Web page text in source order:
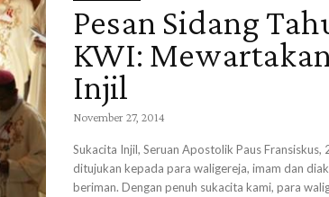
Pesan Sidang
KWI:
Injil
November 27, 2014
Sukacita Injil, Seruan Apostolik Paus
ditujukan kepada para waligereja, imam dan
beriman. Dengan penuh sukacita kami, para